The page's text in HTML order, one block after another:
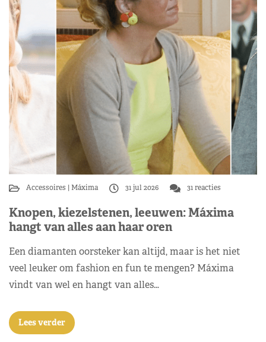
Accessoires Máxima 31 jul 2026 31 reacties
Knopen, kiezelstenen, leeuwen: Máxima
hangt van alles aan haar oren
Een diamanten oorsteker kan altijd, maar is het niet
veel leuker om fashion en fun te mengen? Máxima
vindt van wel en hangt van alles…
Lees verder